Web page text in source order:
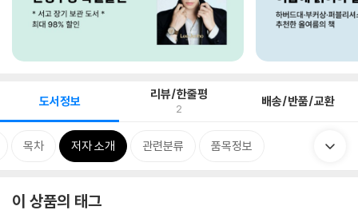
도서정보 리뷰/한줄평
2 배송/반품/교환
목차 저자 소개 관련분류 품목정보
이 상품의 태그